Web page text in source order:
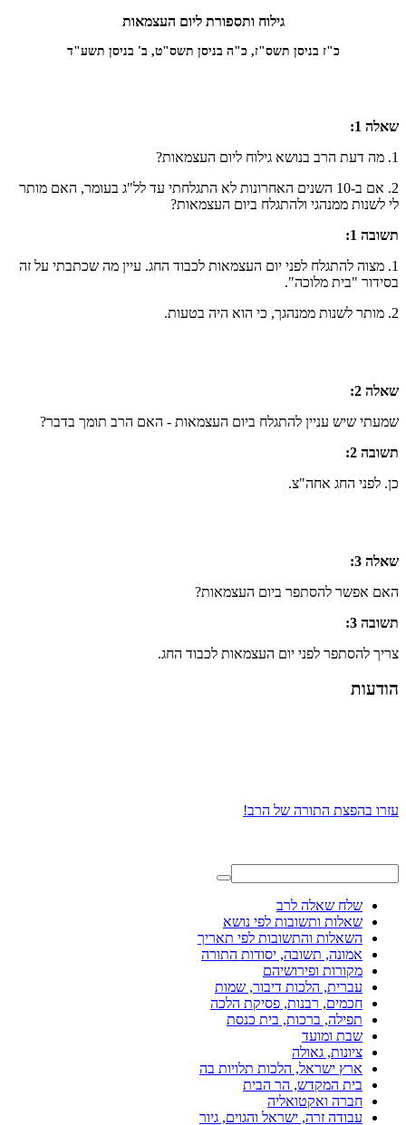
גילוח ותספורת ליום העצמאות
כ"ז בניסן תשס"ז, כ"ה בניסן תשס"ט, ב' בניסן תשע"ד
שאלה 1:
1. מה דעת הרב בנושא גילוח ליום העצמאות?
2. אם ב-10 השנים האחרונות לא התגלחתי עד לל"ג בעומר, האם מותר
לי לשנות ממנהגי ולהתגלח ביום העצמאות?
תשובה 1:
1. מצוה להתגלח לפני יום העצמאות לכבוד החג. עיין מה שכתבתי על זה
בסידור "בית מלוכה".
2. מותר לשנות ממנהגך, כי הוא היה בטעות.
שאלה 2:
שמעתי שיש עניין להתגלח ביום העצמאות - האם הרב תומך בדבר?
תשובה 2:
כן. לפני החג אחה"צ.
שאלה 3:
האם אפשר להסתפר ביום העצמאות?
תשובה 3:
צריך להסתפר לפני יום העצמאות לכבוד החג.
הודעות
עזרו בהפצת התורה של הרב!
שלח שאלה לרב
שאלות ותשובות לפי נושא
השאלות והתשובות לפי תאריך
אמונה, תשובה, יסודות התורה
מקורות ופירושיהם
עברית, הלכות דיבור, שמות
חכמים, רבנות, פסיקת הלכה
תפילה, ברכות, בית כנסת
שבת ומועד
ציונות, גאולה
ארץ ישראל, הלכות תלויות בה
בית המקדש, הר הבית
חברה ואקטואליה
עבודה זרה, ישראל והגוים, גיור